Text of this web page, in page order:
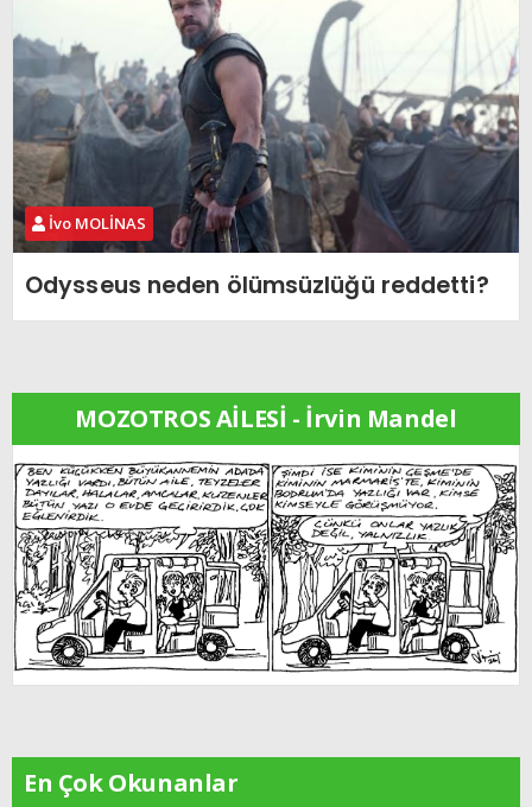
İvo MOLİNAS
Odysseus neden ölümsüzlüğü reddetti?
MOZOTROS AİLESİ - İrvin Mandel
En Çok Okunanlar